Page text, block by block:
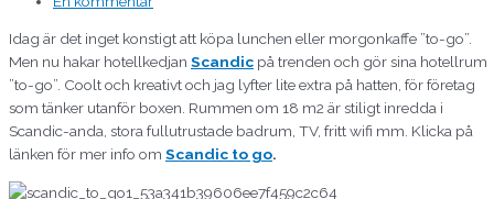
Idag är det inget konstigt att köpa lunchen eller morgonkaffe ”to-go”.
Men nu hakar hotellkedjan Scandic på trenden och gör sina hotellrum
”to-go”. Coolt och kreativt och jag lyfter lite extra på hatten, för företag
som tänker utanför boxen. Rummen om 18 m2 är stiligt inredda i
Scandic-anda, stora fullutrustade badrum, TV, fritt wifi mm. Klicka på
länken för mer info om Scandic to go.